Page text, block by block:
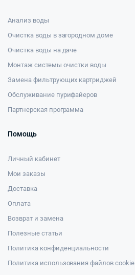
Анализ воды
Очистка воды в загородном доме
Очистка воды на даче
Монтаж системы очистки воды
Замена фильтрующих картриджей
Обслуживание пурифайеров
Партнерская программа
Помощь
Личный кабинет
Мои заказы
Доставка
Оплата
Возврат и замена
Полезные статьи
Политика конфиденциальности
Политика использования файлов cookie